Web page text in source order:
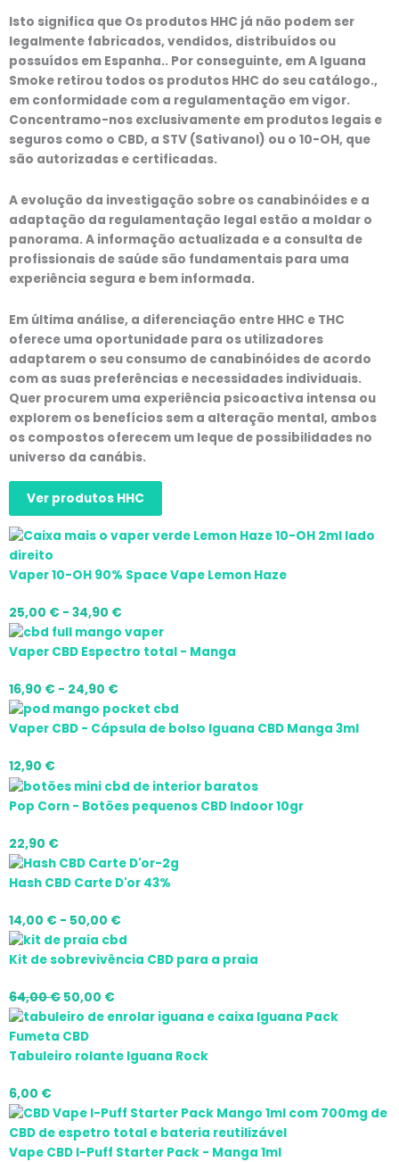
Isto significa que Os produtos HHC já não podem ser
legalmente fabricados, vendidos, distribuídos ou
possuídos em Espanha.. Por conseguinte, emA Iguana
Smoke retirou todos os produtos HHC do seu catálogo.,
em conformidade com a regulamentação em vigor.
Concentramo-nos exclusivamente em produtos legais e
seguros como o CBD, a STV (Sativanol) ou o 10-OH, que
são autorizadas e certificadas.
A evolução da investigação sobre os canabinóides e a
adaptação da regulamentação legal estão a moldar o
panorama. A informação actualizada e a consulta de
profissionais de saúde são fundamentais para uma
experiência segura e bem informada.
Em última análise, a diferenciação entre HHC e THC
oferece uma oportunidade para os utilizadores
adaptarem o seu consumo de canabinóides de acordo
com as suas preferências e necessidades individuais.
Quer procurem uma experiência psicoactiva intensa ou
explorem os benefícios sem a alteração mental, ambos
os compostos oferecem um leque de possibilidades no
universo da canábis.
Ver produtos HHC
Vaper 10-OH 90% Space Vape Lemon Haze
25,00 € - 34,90 €
Gama
preços:
a
34,90 €
Vaper CBD Espectro total - Manga
16,90 € - 24,90 €
Gama
preços:
a
24,90 €
Vaper CBD - Cápsula de bolso Iguana CBD Manga 3ml
12,90 €
Pop Corn - Botões pequenos CBD Indoor 10gr
22,90 €
Hash CBD Carte D'or 43%
14,00 € - 50,00 €
Gama
preços:
a
50,00 €
Kit de sobrevivência CBD para a praia
64,00€
O
original
64,00 €.
50,00 €
O
atual
50,00 €.
Tabuleiro rolante Iguana Rock
6,00 €
Vape CBD I-Puff Starter Pack - Manga 1ml
Gama
preços:
a
35,00 €
Gama
preços:
a
24,90 €